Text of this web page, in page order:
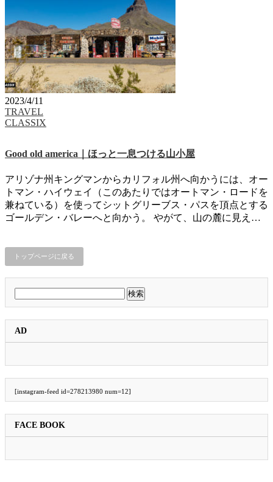
2023/4/11
TRAVEL
CLASSIX
Good old america｜ほっと一息つける山小屋
アリゾナ州キングマンからカリフォル州へ向かうには、オー
トマン・ハイウェイ（このあたりではオートマン・ロードを
兼ねている）を使ってシットグリーブス・パスを頂点とする
ゴールデン・バレーへと向かう。 やがて、山の麓に見え…
トップページに戻る
検
索:
AD
[instagram-feed id=278213980 num=12]
FACE BOOK